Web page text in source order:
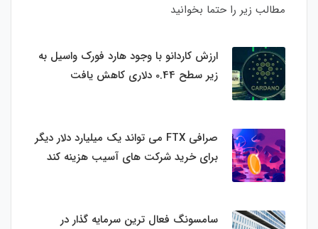
مطالب زیر را حتما بخوانید
ارزش کاردانو با وجود هارد فورک واسیل به
زیر سطح 0.44 دلاری کاهش یافت
صرافی FTX می تواند یک میلیارد دلار دیگر
برای خرید شرکت های آسیب هزینه کند
سامسونگ فعال‌ ترین سرمایه‌ گذار در